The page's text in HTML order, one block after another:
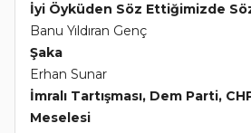
İyi Öyküden Söz Ettiğimizde
Banu Yıldıran Genç
Şaka
Erhan Sunar
İmralı Tartışması, Dem Parti,
Meselesi